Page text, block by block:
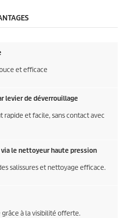
et efficace
levier de déverrouillage
et facile, sans contact avec
le nettoyeur haute pression
salissures et nettoyage efficace.
à la visibilité offerte.